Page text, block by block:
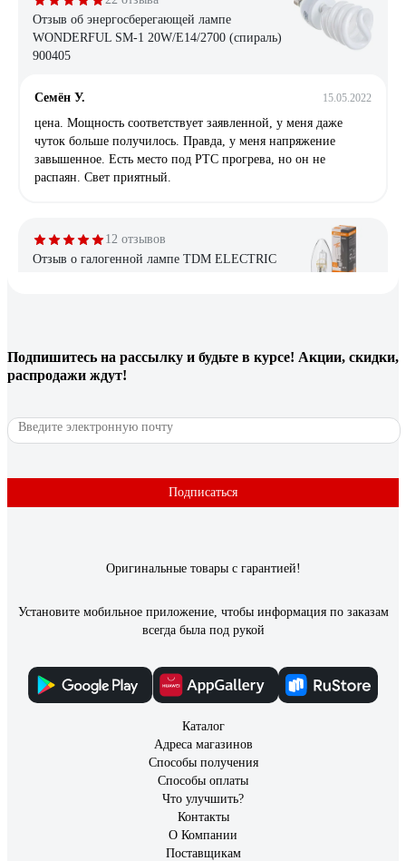
Отзыв об энергосберегающей лампе
WONDERFUL SM-1 20W/E14/2700 (спираль)
900405
Семён У. 15.05.2022
цена. Мощность соответствует заявленной, у меня даже
чуток больше получилось. Правда, у меня напряжение
завышенное. Есть место под РТС прогрева, но он не
распаян. Свет приятный.
12 отзывов
Отзыв о галогенной лампе TDM ELECTRIC
Свет теплый, при низком напряжении не отключаются
полностью, как это делают светодиоды, а чуть-чуть снижают
поток, нет стробоскопического эффекта (для меня этот
фактор ключевой, поскольку мерцание подсведки экрана
2,2V 0,47A 621107
Михаил Сергеевич У.
удобная и информативная упаковка, надёжный и
ответственный производитель, т.к. брака совсем нет.
Приятный, тёплый, очень мягкий свет. Эти лампы не боятся
Подпишитесь на рассылку и будьте в курсе! Акции, скидки,
распродажи ждут!
Подписаться
Оригинальные товары с гарантией!
Установите мобильное приложение, чтобы информация по заказам
всегда была под рукой
Каталог
Адреса магазинов
Способы получения
Способы оплаты
Что улучшить?
Контакты
О Компании
Поставщикам